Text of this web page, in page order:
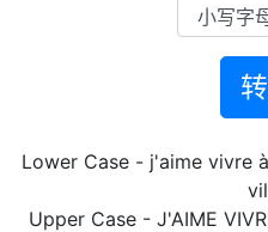
Lower Case - j'aime vivre
Upper Case - J'AIME